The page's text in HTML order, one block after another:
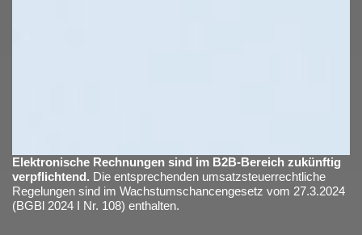
Elektronische Rechnungen sind im B2B-Bereich zukünftig
verpflichtend. Die entsprechenden umsatzsteuerrechtliche
Regelungen sind im Wachstumschancengesetz vom 27.3.2024
(BGBl 2024 I Nr. 108) enthalten.